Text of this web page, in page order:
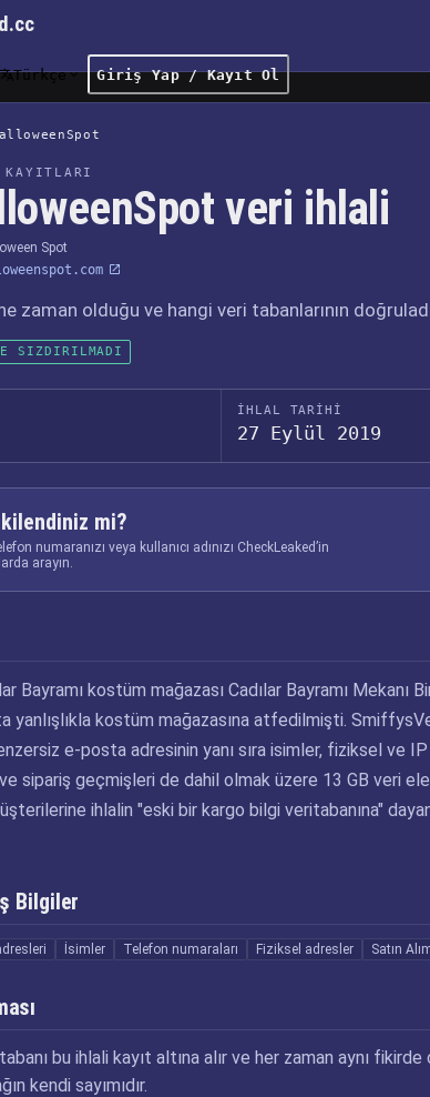
Türkçe Giriş Yap / Kayıt Ol
veri ihlali
Spot
ne zaman olduğu ve hangi veri tabanlarının
SIZDIRILMADI
İHLAL TARIHI
27 Eylül 2019
mi?
numaranızı veya kullanıcı adınızı CheckLeaked’in
arayın.
Bayramı kostüm mağazası Cadılar Bayramı Mekanı
yanlışlıkla kostüm mağazasına atfedilmişti.
e-posta adresinin yanı sıra isimler, fiziksel ve
sipariş geçmişleri de dahil olmak üzere 13 GB veri
ihlalin "eski bir kargo bilgi veritabanına"
Bilgiler
İsimler Telefon numaraları Fiziksel adresler Satın
bu ihlali kayıt altına alır ve her zaman aynı
kendi sayımıdır.